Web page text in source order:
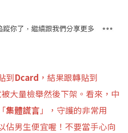
到Dcard ，結果跟轉貼到
大量檢舉然後下架。看來，中
集體謊言 」，守護的非常用
佔男生便宜喔！不要當手心向